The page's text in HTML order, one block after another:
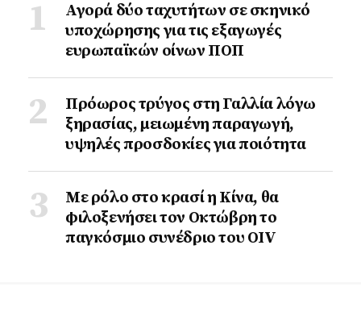
Αγορά δύο ταχυτήτων σε σκηνικό
υποχώρησης για τις εξαγωγές
ευρωπαϊκών οίνων ΠΟΠ
Πρόωρος τρύγος στη Γαλλία λόγω
ξηρασίας, μειωμένη παραγωγή,
υψηλές προσδοκίες για ποιότητα
Με ρόλο στο κρασί η Κίνα, θα
φιλοξενήσει τον Οκτώβρη το
παγκόσμιο συνέδριο του ΟΙV